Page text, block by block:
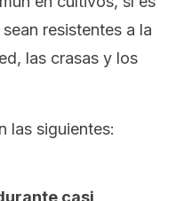
resistentes a la
las crasas y los
las siguientes:
casi